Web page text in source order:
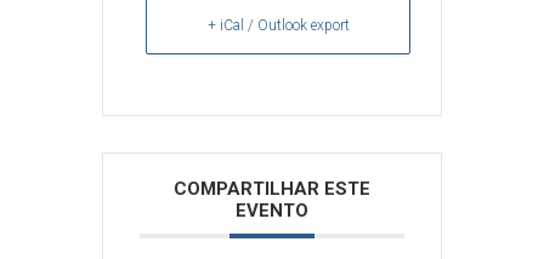
+ iCal / Outlook export
COMPARTILHAR ESTE
EVENTO